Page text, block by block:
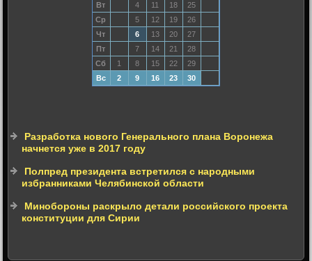
Вт
4 11 18
25
Ср
5 12 19
26
Чт
6 13 20
27
Пт
7 14 21
28
Сб
1 8 15 22
29
Вс
2 9 16 23 30
Разработка нового Генерального плана Воронежа
начнется уже в 2017 году
Полпред президента встретился с народными
избранниками Челябинской области
Минобороны раскрыло детали российского проекта
конституции для Сирии